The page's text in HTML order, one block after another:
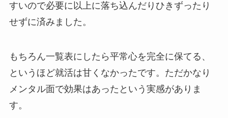
すいので必要に以上に落ち込んだりひきずったり
せずに済みました。
もちろん一覧表にしたら平常心を完全に保てる、
というほど就活は甘くなかったです。ただかなり
メンタル面で効果はあったという実感がありま
す。